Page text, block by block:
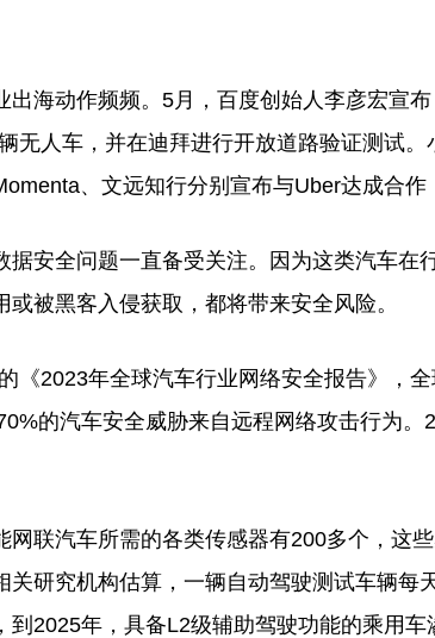
动作频频。5月，百度创始人李彦宏宣布
无人车，并在迪拜进行开放道路验证测试
、文远知行分别宣布与Uber达成合作
全问题一直备受关注。因为这类汽车在
被黑客入侵获取，都将带来安全风险。
2023年全球汽车行业网络安全报告》，全
的汽车安全威胁来自远程网络攻击行为
汽车所需的各类传感器有200多个，这些
关研究机构估算，一辆自动驾驶测试车辆每
2025年，具备L2级辅助驾驶功能的乘用